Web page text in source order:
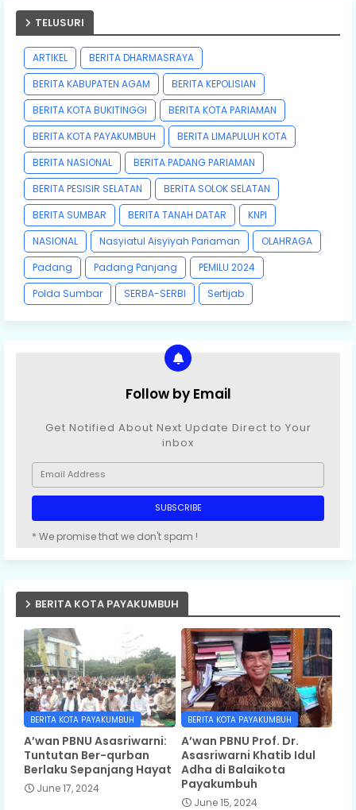
TELUSURI
ARTIKEL
BERITA DHARMASRAYA
BERITA KABUPATEN AGAM
BERITA KEPOLISIAN
BERITA KOTA BUKITINGGI
BERITA KOTA PARIAMAN
BERITA KOTA PAYAKUMBUH
BERITA LIMAPULUH KOTA
BERITA NASIONAL
BERITA PADANG PARIAMAN
BERITA PESISIR SELATAN
BERITA SOLOK SELATAN
BERITA SUMBAR
BERITA TANAH DATAR
KNPI
NASIONAL
Nasyiatul Aisyiyah Pariaman
OLAHRAGA
Padang
Padang Panjang
PEMILU 2024
Polda Sumbar
SERBA-SERBI Sertijab
Follow by Email
Get Notified About Next Update Direct to Your
inbox
* We promise that we don't spam !
BERITA KOTA PAYAKUMBUH
BERITA KOTA PAYAKUMBUH
A’wan PBNU Asasriwarni:
Tuntutan Ber-qurban
Berlaku Sepanjang Hayat
June 17, 2024
BERITA KOTA PAYAKUMBUH
A’wan PBNU Prof. Dr.
Asasriwarni Khatib Idul
Adha di Balaikota
Payakumbuh
June 15, 2024